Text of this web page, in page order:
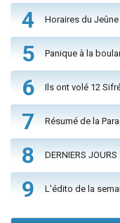
4 Horaires du
5 Panique à la
6 Ils ont volé 12
7 Résumé de la
8 DERNIERS
9 L'édito de la